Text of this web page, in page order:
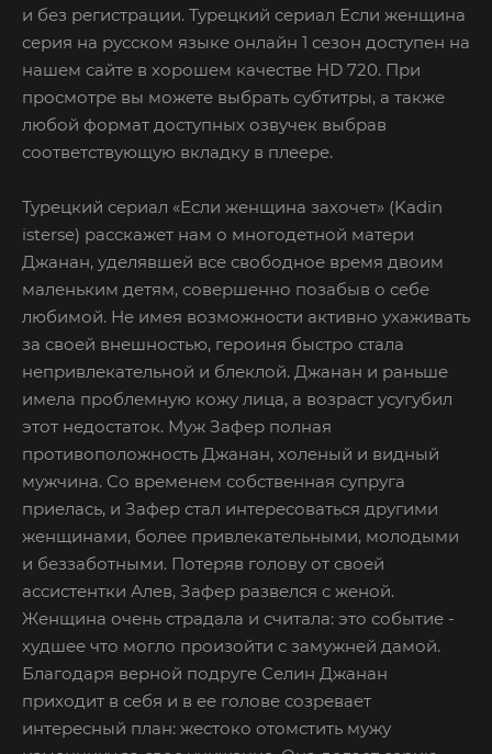
и без регистрации. Турецкий сериал Если женщина
серия на русском языке онлайн 1 сезон доступен на
нашем сайте в хорошем качестве HD 720. При
просмотре вы можете выбрать субтитры, а также
любой формат доступных озвучек выбрав
соответствующую вкладку в плеере.
Турецкий сериал «Если женщина захочет» (Kadin
isterse) расскажет нам о многодетной матери
Джанан, уделявшей все свободное время двоим
маленьким детям, совершенно позабыв о себе
любимой. Не имея возможности активно ухаживать
за своей внешностью, героиня быстро стала
непривлекательной и блеклой. Джанан и раньше
имела проблемную кожу лица, а возраст усугубил
этот недостаток. Муж Зафер полная
противоположность Джанан, холеный и видный
мужчина. Со временем собственная супруга
приелась, и Зафер стал интересоваться другими
женщинами, более привлекательными, молодыми
и беззаботными. Потеряв голову от своей
ассистентки Алев, Зафер развелся с женой.
Женщина очень страдала и считала: это событие -
худшее что могло произойти с замужней дамой.
Благодаря верной подруге Селин Джанан
приходит в себя и в ее голове созревает
интересный план: жестоко отомстить мужу